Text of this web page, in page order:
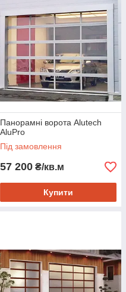
Панорамні ворота Alutech
AluPro
Під замовлення
57 200 ₴/кв.м
Купити